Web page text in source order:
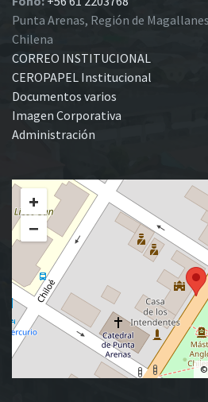
Punta Arenas, Región de
Chilena
CORREO INSTITUCIONAL
CEROPAPEL Institucional
Documentos varios
Imagen Corporativa
Administración
+
−
©